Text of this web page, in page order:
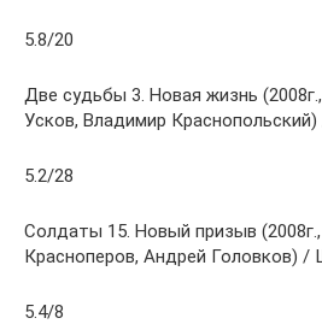
5.8/20
Две судьбы 3. Новая жизнь
Усков, Владимир
5.2/28
Солдаты 15. Новый призыв
Красноперов, Андрей Головков) /
5.4/8